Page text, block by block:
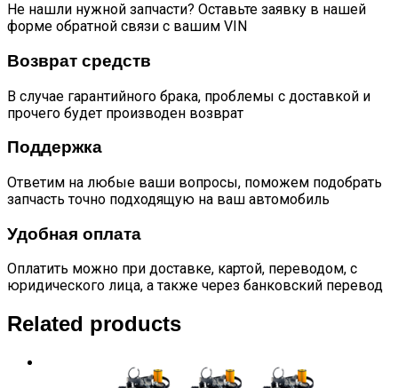
Не нашли нужной запчасти? Оставьте заявку в нашей
форме обратной связи с вашим VIN
Возврат средств
В случае гарантийного брака, проблемы с доставкой и
прочего будет производен возврат
Поддержка
Ответим на любые ваши вопросы, поможем подобрать
запчасть точно подходящую на ваш автомобиль
Удобная оплата
Оплатить можно при доставке, картой, переводом, с
юридического лица, а также через банковский перевод
Related products